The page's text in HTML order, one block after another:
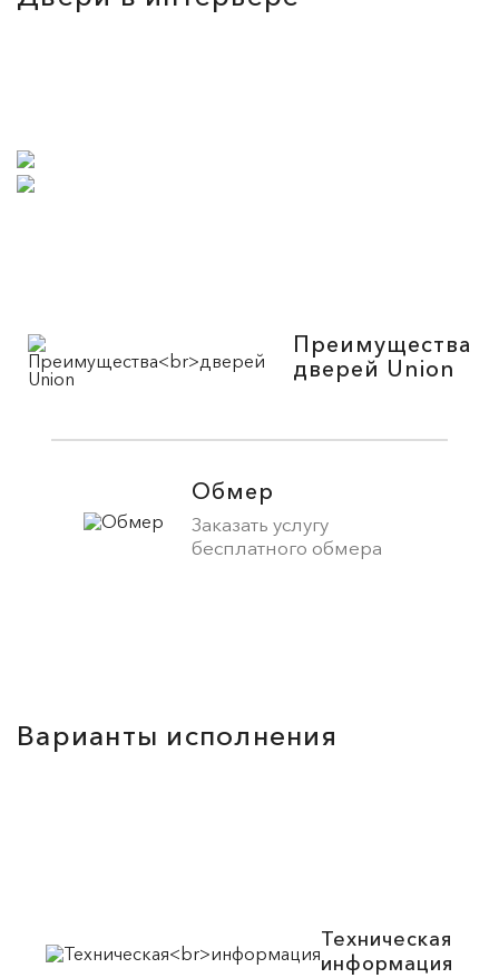
Преимущества
дверей Union
Обмер
Заказать услугу
бесплатного обмера
Варианты исполнения
Техническая
информация